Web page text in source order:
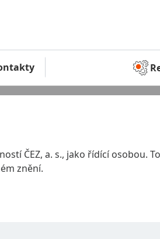
ČEZ, a. s., jako řídící osobou.
znění.